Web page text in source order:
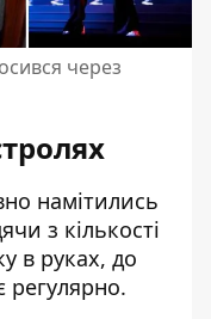
через
намітились
з кількості
в руках, до
регулярно.